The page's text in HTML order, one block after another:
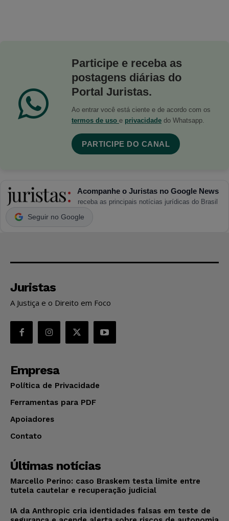
Participe e receba as
postagens diárias do
Portal Juristas.
Ao entrar você está ciente e de acordo com os
termos de uso e privacidade do Whatsapp.
PARTICIPE DO CANAL
Acompanhe o Juristas no Google News
receba as principais notícias jurídicas do Brasil
Seguir no Google
Juristas
A Justiça e o Direito em Foco
Empresa
Política de Privacidade
Ferramentas para PDF
Apoiadores
Contato
Últimas notícias
Marcello Perino: caso Braskem testa limite entre
tutela cautelar e recuperação judicial
IA da Anthropic cria identidades falsas em teste de